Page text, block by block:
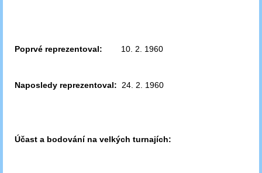
Poprvé reprezentoval: 10. 2. 1960
Naposledy reprezentoval: 24. 2. 1960
Účast a bodování na velkých turnajích: